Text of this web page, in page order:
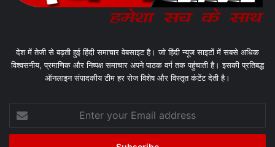
देश में तेजी से बढ़ती हुई हिंदी समाचार वेबसाइट है। जो हिंदी न्यूज साइटों में सबसे अधिक
विश्वसनीय, प्रमाणिक और निष्पक्ष समाचार अपने पाठक वर्ग तक पहुंचाती है। इसकी प्रतिबद्ध
ऑनलाइन संपादकीय टीम हर रोज विशेष और विस्तृत कंटेंट देती है।
your
Email